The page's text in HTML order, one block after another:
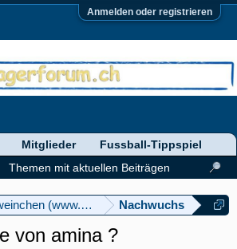
Anmelden oder registrieren
(www.meerschweinforum.ch)
Nachwuchs
von amina ?
Themen mit aktuellen Beiträgen
Mitglieder Fussball-Tippspiel